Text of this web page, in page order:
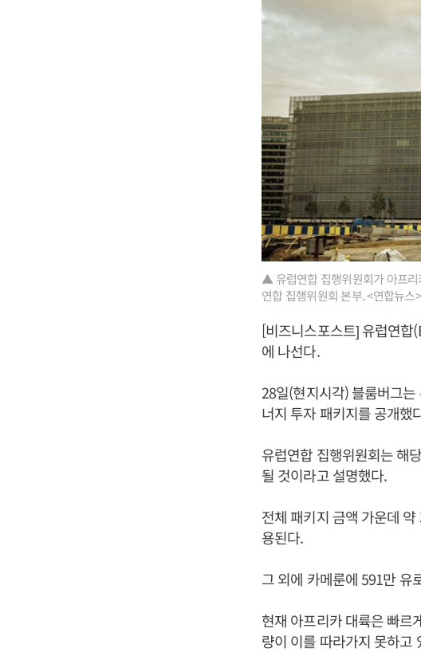
▲ 유럽연합 집행위원회가 아프리
연합 집행위원회 본부. <연합뉴스>
[비즈니스포스트] 유럽연합
에 나선다.
28일(현지시각) 블룸버그
너지 투자 패키지를 공개했
유럽연합 집행위원회는 해
될 것이라고 설명했다.
전체 패키지 금액 가운데
용된다.
그 외에 카메룬에 591만 유
현재 아프리카 대륙은 빠르
량이 이를 따라가지 못하고